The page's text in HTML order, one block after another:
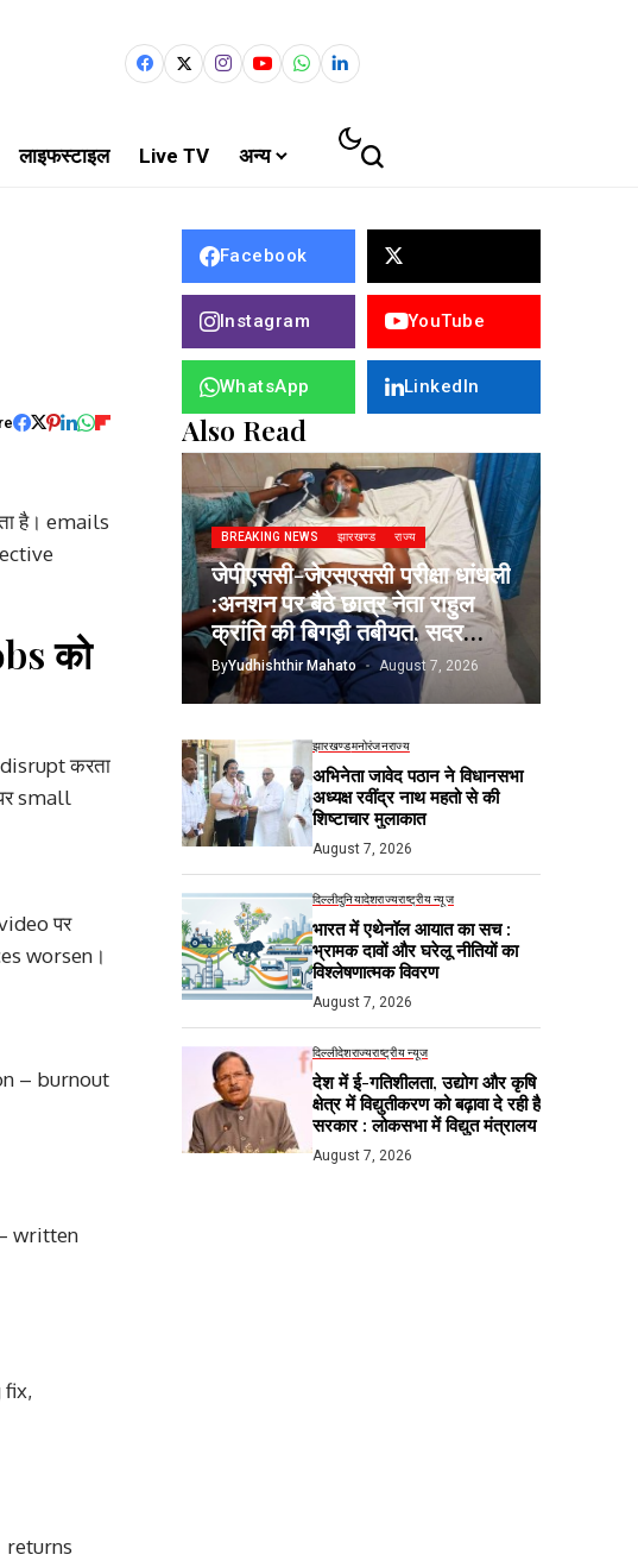
लाइफस्टाइल Live TV अन्य
है। emails
को
करता
small
पर
worsen।
– burnout
written
fix,
returns
Facebook
Instagram YouTube
WhatsApp LinkedIn
Also Read
BREAKING NEWS झारखण्ड राज्य
जेपीएससी-जेएसएससी परीक्षा धांधली
:अनशन पर बैठे छात्र नेता राहुल
क्रांति की बिगड़ी तबीयत, सदर
अस्पताल में भर्ती
ByYudhishthir Mahato August 7, 2026
झारखण्डमनोरंजनराज्य
अभिनेता जावेद पठान ने विधानसभा
अध्यक्ष रवींद्र नाथ महतो से की
शिष्टाचार मुलाकात
August 7, 2026
दिल्लीदुनियादेशराज्यराष्ट्रीय न्यूज
भारत में एथेनॉल आयात का सच :
भ्रामक दावों और घरेलू नीतियों का
विश्लेषणात्मक विवरण
August 7, 2026
दिल्लीदेशराज्यराष्ट्रीय न्यूज
देश में ई-गतिशीलता, उद्योग और कृषि
क्षेत्र में विद्युतीकरण को बढ़ावा दे रही है
सरकार : लोकसभा में विद्युत मंत्रालय
August 7, 2026